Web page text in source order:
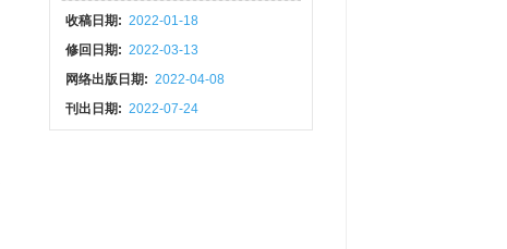
收稿日期: 2022-01-18
修回日期: 2022-03-13
网络出版日期: 2022-04-08
刊出日期: 2022-07-24